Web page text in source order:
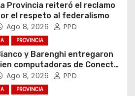
Provincia reiteró el reclamo
el respeto al federalismo
Ago 8, 2026 PPD
A PROVINCIA
y Barenghi entregaron
computadoras de Conectar
Bonaerense
Ago 8, 2026 PPD
A PROVINCIA